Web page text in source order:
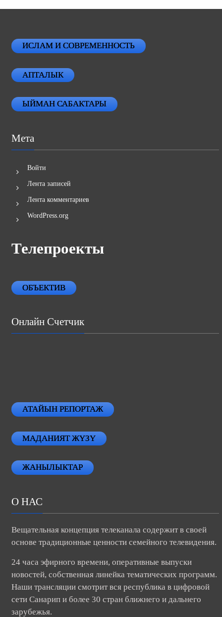
ИСЛАМ И СОВРЕМЕННОСТЬ
АПТАЛЫК
ЫЙМАН САБАКТАРЫ
Мета
Войти
Лента записей
Лента комментариев
WordPress.org
Телепроекты
ОБЪЕКТИВ
Онлайн Счетчик
АТАЙЫН РЕПОРТАЖ
МАДАНИЯТ ЖҮЗҮ
ЖАНЫЛЫКТАР
О НАС
Вещательная концепция телеканала содержит в своей
основе традиционные ценности семейного телевидения.
24 часа эфирного времени, оперативные выпуски
новостей, собственная линейка тематических программ.
Наши трансляции смотрит вся республика в цифровой
сети Санарип и более 30 стран ближнего и дальнего
зарубежья.